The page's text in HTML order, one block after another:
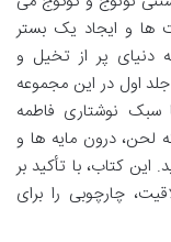
ها و ایجاد یک بستر
دنیای پر از تخیل و
اول در این مجموعه
سبک نوشتاری فاطمه
لحن، درون مایه ها و
کتاب، با تأکید بر
چارچوبی را برای